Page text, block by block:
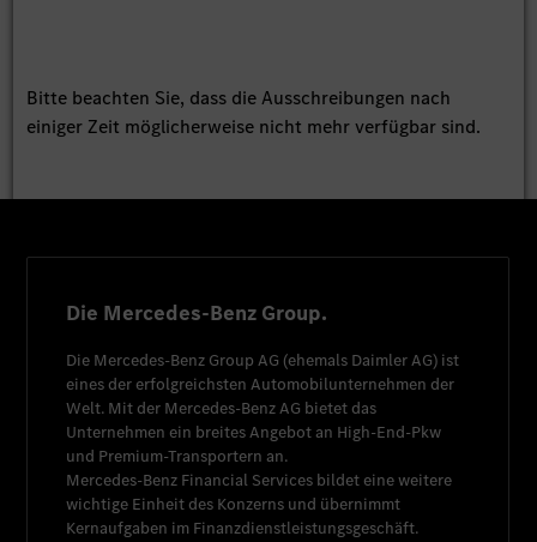
Bitte beachten Sie, dass die Ausschreibungen nach
einiger Zeit möglicherweise nicht mehr verfügbar sind.
Die Mercedes-Benz Group.
Die Mercedes-Benz Group AG (ehemals Daimler AG) ist
eines der erfolgreichsten Automobilunternehmen der
Welt. Mit der Mercedes-Benz AG bietet das
Unternehmen ein breites Angebot an High-End-Pkw
und Premium-Transportern an.
Mercedes-Benz Financial Services bildet eine weitere
wichtige Einheit des Konzerns und übernimmt
Kernaufgaben im Finanzdienstleistungsgeschäft.